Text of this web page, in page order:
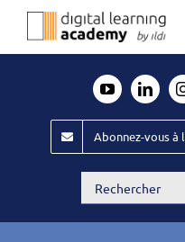
Passer
Évènements ILDI
Offres d’emploi
Abonnez-vous à
Rechercher: